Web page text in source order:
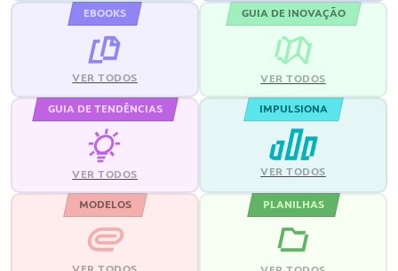
EBOOKS
VER TODOS
GUIA DE INOVAÇÃO
VER TODOS
GUIA DE TENDÊNCIAS
VER TODOS
IMPULSIONA
VER TODOS
MODELOS PLANILHAS